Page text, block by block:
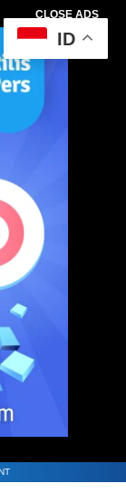
CLOSE ADS
ID